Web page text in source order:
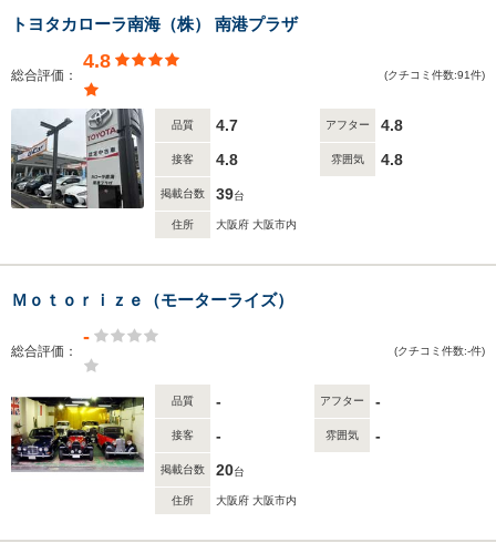
トヨタカローラ南海（株） 南港プラザ
総合評価：
4.8
(クチコミ件数:91件)
品質 4.7 アフター 4.8
接客 4.8 雰囲気 4.8
掲載台数 39台
住所 大阪府 大阪市内
Ｍｏｔｏｒｉｚｅ（モーターライズ）
総合評価：
-
(クチコミ件数:-件)
品質 - アフター -
接客 - 雰囲気 -
掲載台数 20台
住所 大阪府 大阪市内